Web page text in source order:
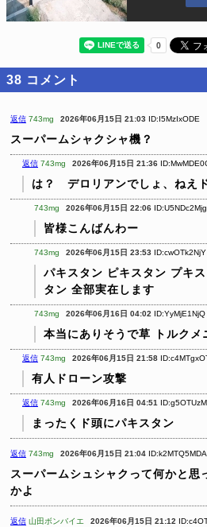
38 コメント
返信 743mg 2026年06月15日 21:03 ID:I5MzIxODE
スーパームシャクシャ機？
返信 743mg 2026年06月15日 21:36
は？ デロリアンでしょ、ねえ
743mg 2026年06月15日 22:06 ID:U5NDc2Mjg
皆様こんばんわー
743mg 2026年06月15日 23:53 ID:cwOTk2NjY
パキスタン ピキスタン プキ
タン 全部実在します
743mg 2026年06月16日 04:02 ID:YyMjE1NjQ
本当にありそうで草 トルクメ
返信 743mg 2026年06月15日 21:58
有人ドローン攻撃
返信 743mg 2026年06月16日 04:51
まったくド頭にパキスタン
返信 743mg 2026年06月15日 21:04 ID:k2MTQ5MDA
スーパームシュシャクって何かと思
かよ
返信 山田ボンバイエ 2026年06月15日 21:12